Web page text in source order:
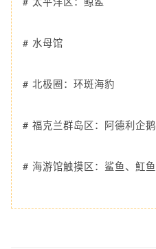
# 水母馆
# 北极圈：环斑海豹
# 福克兰群岛区：阿德利企鹅
# 海游馆触摸区：鲨鱼、魟鱼